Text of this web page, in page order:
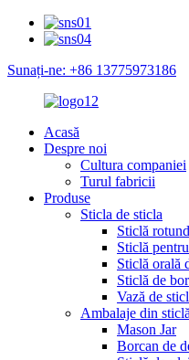
Sunați-ne: +86 13775973186
Acasă
Despre noi
Cultura companiei
Turul fabricii
Produse
Sticla de sticla
Sticlă
Sticlă
Sticlă orală
Sticlă de
Vază de
Ambalaje din
Mason Jar
Borcan de